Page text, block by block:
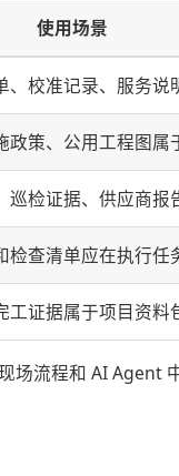
使用场景
校准记录、服务说
策、公用工程图属
检证据、供应商报
查清单应在执行任
证据属于项目资料
流程和 AI Agent